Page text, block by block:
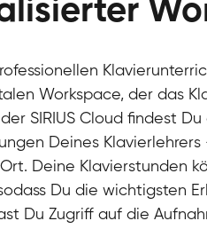
Workspace, der das
SIRIUS Cloud findest
Deines
Deine Klavierstunden
Du die wichtigsten
Du Zugriff auf die